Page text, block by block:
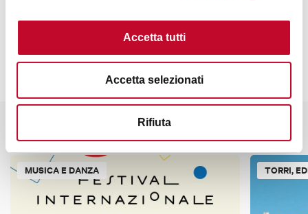
Accetta tutti
Accetta selezionati
Rifiuta
Potrebbe interessarti anche
MUSICA E DANZA TORRI,